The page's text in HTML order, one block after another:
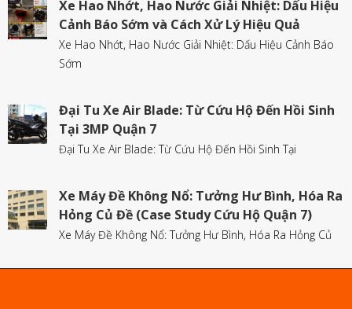
Xe Hao Nhớt, Hao Nước Giải Nhiệt: Dấu Hiệu
Cảnh Báo Sớm và Cách Xử Lý Hiệu Quả
Xe Hao Nhớt, Hao Nước Giải Nhiệt: Dấu Hiệu Cảnh Báo
Sớm
Đại Tu Xe Air Blade: Từ Cứu Hộ Đến Hồi Sinh
Tại 3MP Quận 7
Đại Tu Xe Air Blade: Từ Cứu Hộ Đến Hồi Sinh Tại
Xe Máy Đề Không Nổ: Tưởng Hư Bình, Hóa Ra
Hỏng Củ Đề (Case Study Cứu Hộ Quận 7)
Xe Máy Đề Không Nổ: Tưởng Hư Bình, Hóa Ra Hỏng Củ